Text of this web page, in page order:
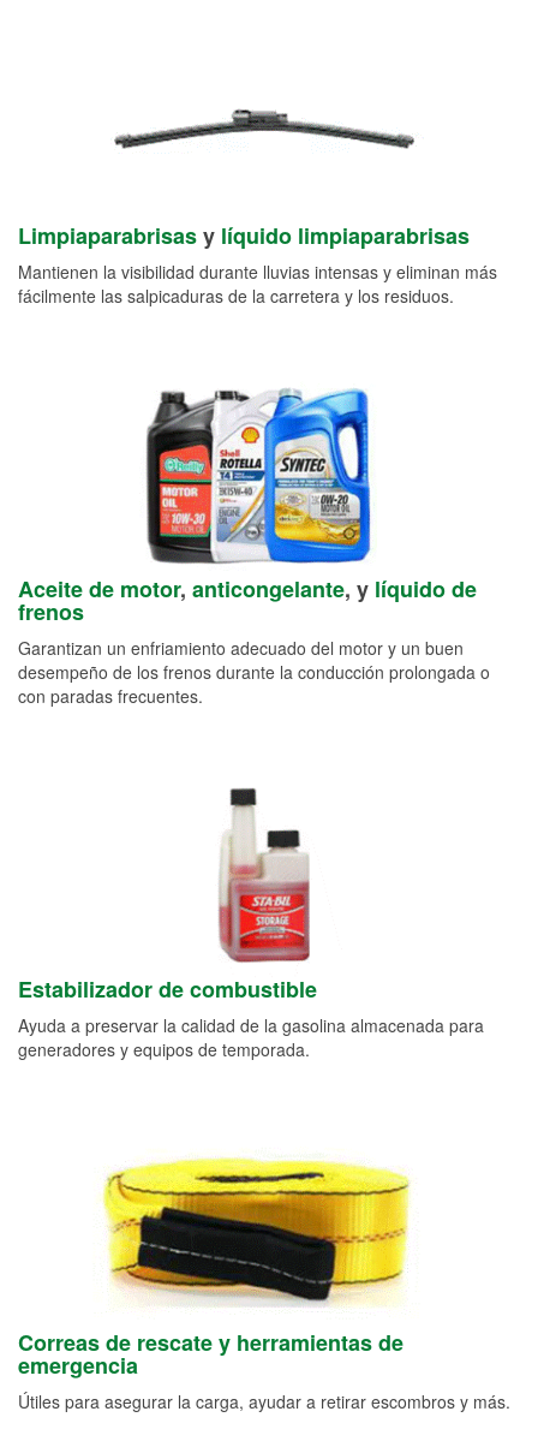
Limpiaparabrisasy líquido limpiaparabrisas
Mantienen la visibilidad durante lluvias intensas y eliminan más
fácilmente las salpicaduras de la carretera y los residuos.
Aceite de motor, anticongelante, y líquido de
frenos
Garantizan un enfriamiento adecuado del motor y un buen
desempeño de los frenos durante la conducción prolongada o
con paradas frecuentes.
Estabilizador de combustible
Ayuda a preservar la calidad de la gasolina almacenada para
generadores y equipos de temporada.
Correas de rescate y herramientas de
emergencia
Útiles para asegurar la carga, ayudar a retirar escombros y más.